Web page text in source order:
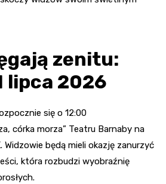
zenitu:
lipca 2026
się o 12:00
córka morza” Teatru Barnaby na
Widzowie będą mieli okazję zanurzyć
która rozbudzi wyobraźnię